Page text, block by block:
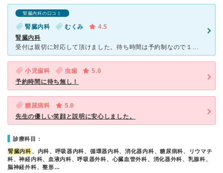
腎臓内科の口コミ
腎臓内科 むくみ
4.5
腎臓内科
受付は親切に対応して頂けました。待ち時間は予約制なので１５分前後です。待合室も広く、椅子もたくさん用意されています。腎臓内科の医師は、曜日によってちがいます。患者の立場になって考えて頂ける先生が多いで
小児歯科 虫歯
5.0
予約時間に待ち無し！
糖尿病科
5.0
先生の優しい笑顔と説明に安心しました。
診療科目：
腎臓内科 、内科、呼吸器内科、循環器内科、消化器内科、糖尿病科、リウマチ
科、神経内科、血液内科、呼吸器外科、心臓血管外科、消化器外科、乳腺科、
脳神経外科、整形…